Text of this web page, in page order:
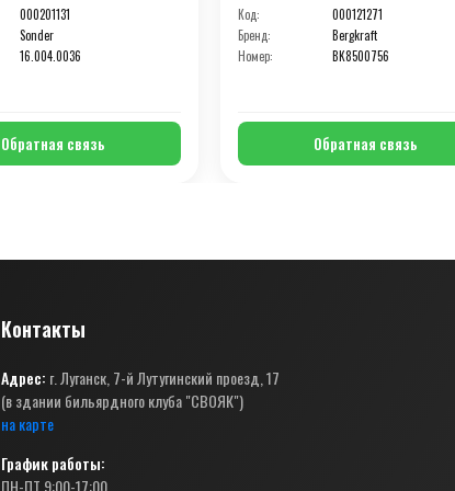
000201131
Sonder
16.004.0036
Обратная связь
Код:
000121271
Бренд:
Bergkraft
Номер:
BK8500756
Обратная связь
Контакты
Адрес: г. Луганск, 7-й Лутугинский проезд, 17
(в здании бильярдного клуба "СВОЯК")
на карте
График работы:
ПН-ПТ 9:00-17:00